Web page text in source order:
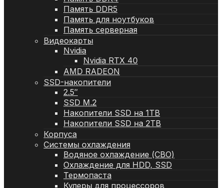
Память DDR5
Память для ноутбуков
Память серверная
Видеокарты
Nvidia
Nvidia RTX 40
AMD RADEON
SSD-накопители
2.5″
SSD M.2
Накопители SSD на 1TB
Накопители SSD на 2TB
Корпуса
Системы охлаждения
Водяное охлаждение (СВО)
Охлаждение для HDD, SSD
Термопаста
Кулеры для процессоров